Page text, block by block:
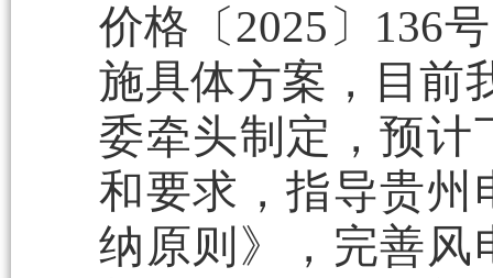
价格〔2025〕136
施具体方案，目前
委牵头制定，预计
和要求，指导贵州
纳原则》，完善风